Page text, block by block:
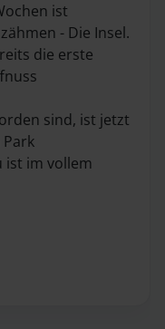
ist
- Die Insel.
die erste
sind, ist jetzt
ist im vollem